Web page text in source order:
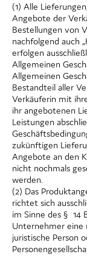
(1) Alle
Angebote der
Bestellungen von
nachfolgend auch
erfolgen
Allgemeinen
Allgemeinen
Bestandteil aller
Verkäuferin mit
ihr angebotenen
Leistungen
zukünftigen
Angebote an den
nicht nochmals
werden.
(2) Das
richtet sich
im Sinne des § 14
Unternehmer eine
juristische Person